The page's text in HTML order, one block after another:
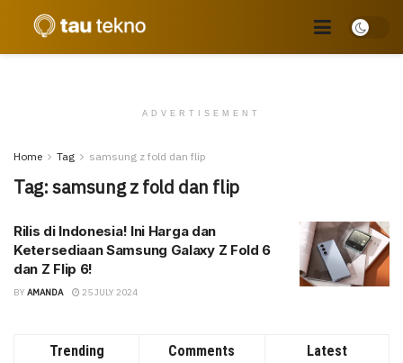
ADVERTISEMENT
Home Tag samsung z fold dan flip
Tag:samsung z fold dan flip
Rilis di Indonesia! Ini Harga dan
Ketersediaan Samsung Galaxy Z Fold 6
dan Z Flip 6!
BY AMANDA 25 JULY 2024
Trending Comments Latest